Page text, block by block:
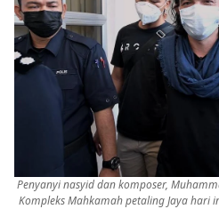
Penyanyi nasyid dan komposer,
Kompleks Mahkamah petaling Jaya hari